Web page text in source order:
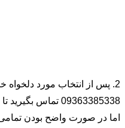
2. پس از انتخاب مورد
09363385338 تماس
اما در صورت واضح بودن